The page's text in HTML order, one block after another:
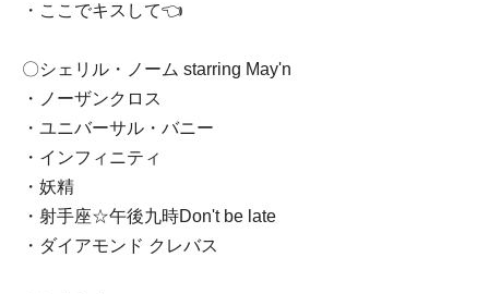
・ここでキスして👈
〇シェリル・ノーム starring May'n
・ノーザンクロス
・ユニバーサル・バニー
・インフィニティ
・妖精
・射手座‪☆午後九時Don't be late
・ダイアモンド クレバス